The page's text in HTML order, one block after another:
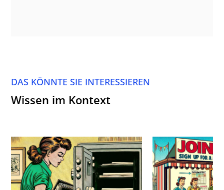
DAS KÖNNTE SIE INTERESSIEREN
Wissen im Kontext